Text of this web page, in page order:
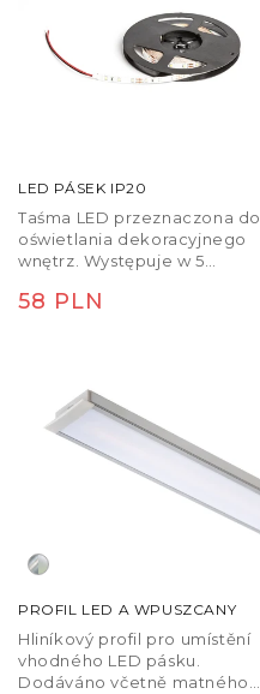
mostka i pilota TUYA.
LED PÁSEK IP20
Taśma LED przeznaczona do
oświetlania dekoracyjnego
wnętrz. Występuje w 5
wersji z ciepłą lub zimą
można ją przecinać w
odległości co 5 cm. Do
taśmy należy dokupić
transformator i niezbędne
Cena
58 PLN
PROFIL LED A WPUSZCANY
Hliníkový profil pro umístění
vhodného LED pásku.
Dodáváno včetně matného